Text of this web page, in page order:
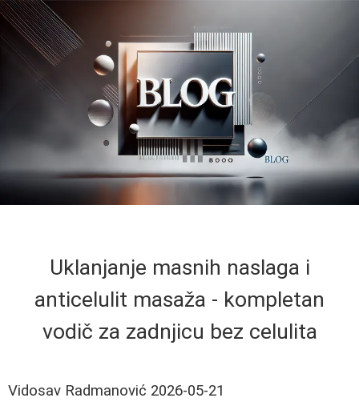
Uklanjanje masnih naslaga i
anticelulit masaža - kompletan
vodič za zadnjicu bez celulita
Vidosav Radmanović 2026-05-21